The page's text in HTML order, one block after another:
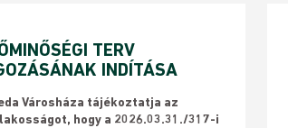
TERV
INDÍTÁSA
Városháza tájékoztatja az
hogy a 2026.03.31./317-i